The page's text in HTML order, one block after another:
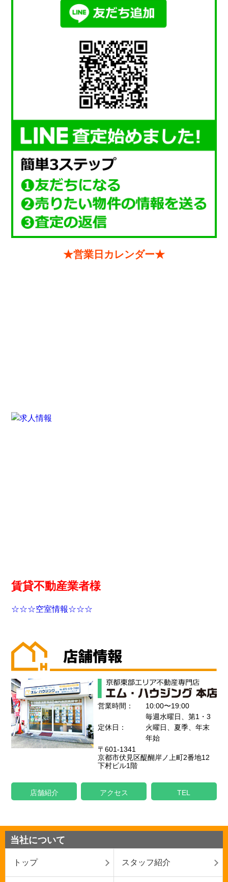
★営業日カレンダー★
賃貸不動産業者様
☆☆☆空室情報☆☆☆
営業時間： 10:00〜19:00
定休日：
毎週水曜日、第1・3
火曜日、夏季、年末
年始
〒601-1341
京都市伏見区醍醐岸ノ上町2番地12
下村ビル1階
店舗紹介 アクセス TEL
当社について
トップ スタッフ紹介